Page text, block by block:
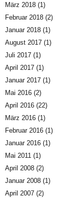
März 2018 (1)
Februar 2018 (2)
Januar 2018 (1)
August 2017 (1)
Juli 2017 (1)
April 2017 (1)
Januar 2017 (1)
Mai 2016 (2)
April 2016 (22)
März 2016 (1)
Februar 2016 (1)
Januar 2016 (1)
Mai 2011 (1)
April 2008 (2)
Januar 2008 (1)
April 2007 (2)